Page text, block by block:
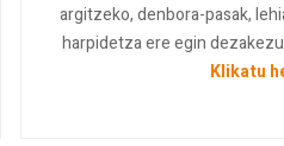
argitzeko, denbora-pasak,
harpidetza ere egin
Klikatu